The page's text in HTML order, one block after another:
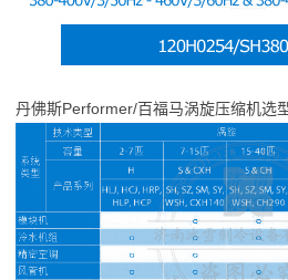
丹佛斯Performer/百福马涡旋压缩机选